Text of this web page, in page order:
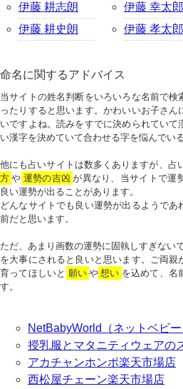
伊藤 耕志朗
伊藤 耕史朗
伊藤 幸太郎
伊藤 孝太郎
命名に関するアドバイス
当サイトの姓名判断をいろいろな名前で
ったりすると思います。かわいいお子さ
いですよね。読みをすでに決められてい
い漢字を決めていて合わせる字を悩んでい
他にも占いサイトは数多くありますが、占
方 や 運勢の吉凶 が異なり、当サイトで運
良い運勢が出ることがあります。
どんなサイトでも良い運勢が出るようで
前だと思います。
ただ、あまり画数の運勢に固執しすぎない
を大事にされると良いと思います。ご両
育ってほしいと 願い や 想い を込めて、名
す。
NetBabyWorld（ネットベビー
授乳服とマタニティウェアの
アカチャンホンポ楽天市場店
西松屋チェーン楽天市場店